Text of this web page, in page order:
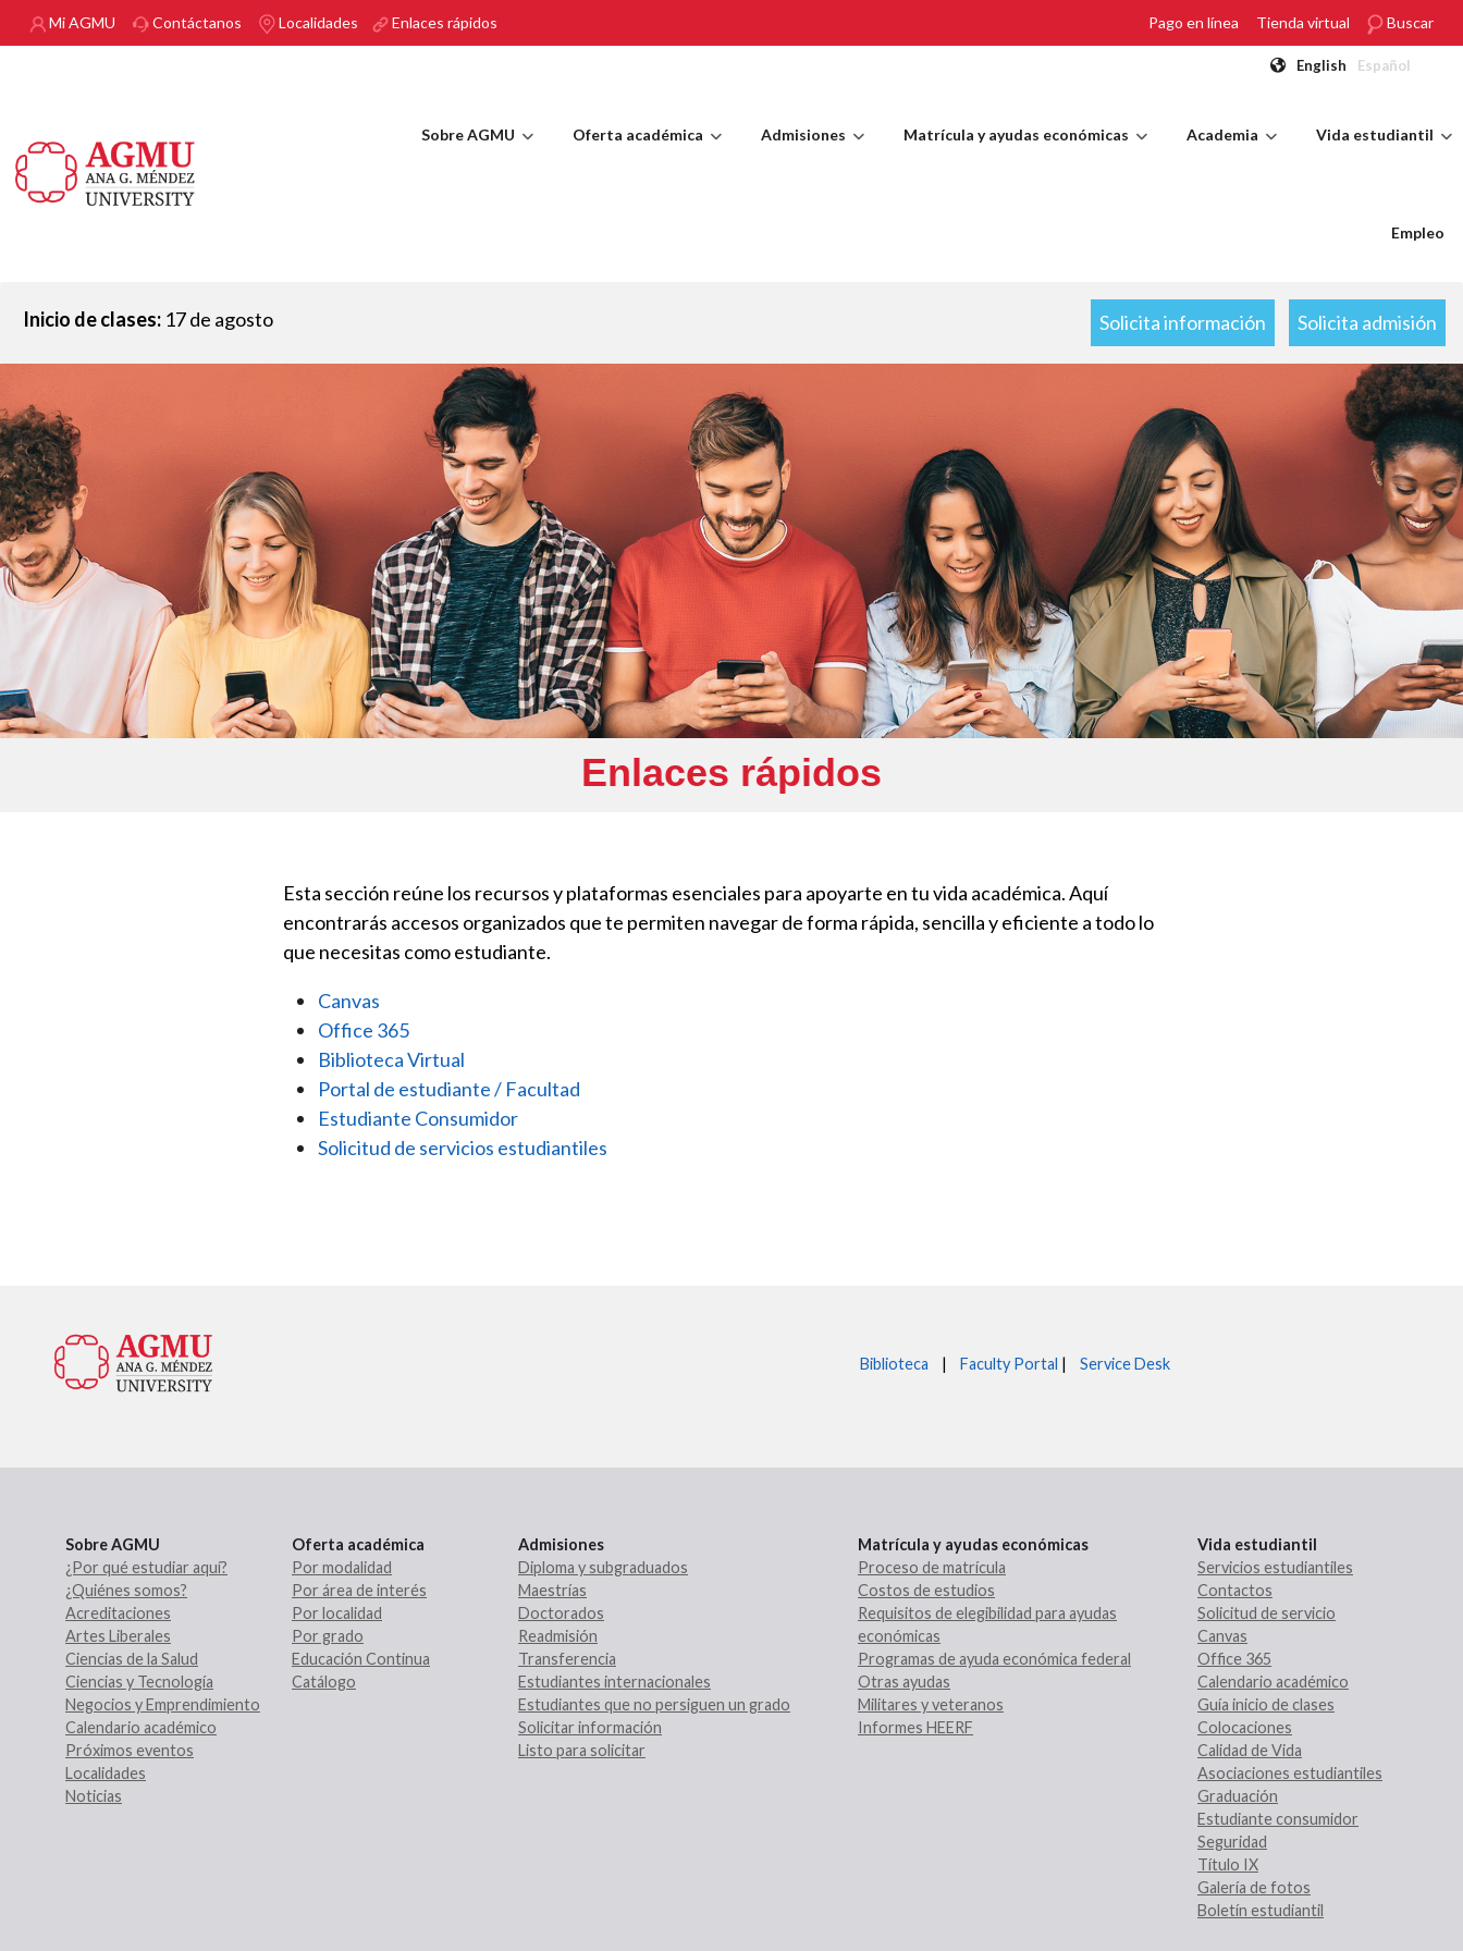
Pasar al contenido principal
Mi AGMU Contáctanos Localidades Enlaces rápidos Pago en línea Tienda virtual Buscar
English Español
Sobre AGMU Oferta académica Admisiones Matrícula y ayudas económicas Academia Vida estudiantil
Empleo
Inicio de clases: 17 de agosto Solicita información Solicita admisión
Enlaces rápidos
Esta sección reúne los recursos y plataformas esenciales para apoyarte en tu vida académica. Aquí
encontrarás accesos organizados que te permiten navegar de forma rápida, sencilla y eficiente a todo lo
que necesitas como estudiante.
Canvas
Office 365
Biblioteca Virtual
Portal de estudiante / Facultad
Estudiante Consumidor
Solicitud de servicios estudiantiles
Biblioteca | Faculty Portal | Service Desk
Sobre AGMU
¿Por qué estudiar aquí?
¿Quiénes somos?
Acreditaciones
Artes Liberales
Ciencias de la Salud
Ciencias y Tecnología
Negocios y Emprendimiento
Calendario académico
Próximos eventos
Localidades
Noticias
Oferta académica
Por modalidad
Por área de interés
Por localidad
Por grado
Educación Continua
Catálogo
Admisiones
Diploma y subgraduados
Maestrías
Doctorados
Readmisión
Transferencia
Estudiantes internacionales
Estudiantes que no persiguen un grado
Solicitar información
Listo para solicitar
Matrícula y ayudas económicas
Proceso de matrícula
Costos de estudios
Requisitos de elegibilidad para ayudas
económicas
Programas de ayuda económica federal
Otras ayudas
Militares y veteranos
Informes HEERF
Vida estudiantil
Servicios estudiantiles
Contactos
Solicitud de servicio
Canvas
Office 365
Calendario académico
Guía inicio de clases
Colocaciones
Calidad de Vida
Asociaciones estudiantiles
Graduación
Estudiante consumidor
Seguridad
Título IX
Galería de fotos
Boletín estudiantil